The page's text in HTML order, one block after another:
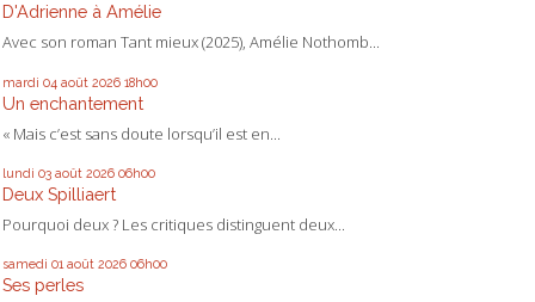
D'Adrienne à Amélie
Avec son roman Tant mieux (2025), Amélie Nothomb...
mardi 04 août 2026 18h00
Un enchantement
« Mais c’est sans doute lorsqu’il est en...
lundi 03 août 2026 06h00
Deux Spilliaert
Pourquoi deux ? Les critiques distinguent deux...
samedi 01 août 2026 06h00
Ses perles